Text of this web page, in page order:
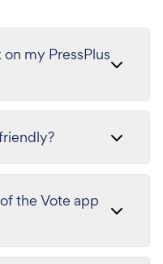
my PressPlus
the Vote app